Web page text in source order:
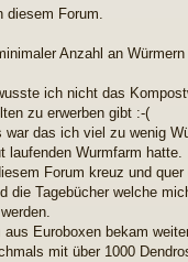
diesem Forum.
Anzahl an
ich nicht das
zu erwerben gibt :-(
war das ich viel zu wenig
laufenden Wurmfarm hatte.
Forum kreuz und quer
die Tagebücher welche
aus Euroboxen bekam
mit über 1000